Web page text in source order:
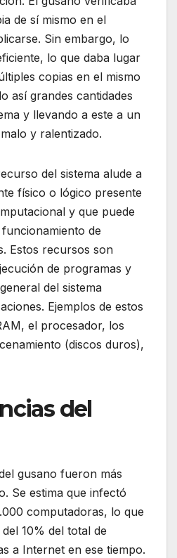
de sí mismo en el
Sin embargo, lo
lo que daba lugar
copias en el mismo
así grandes cantidades
y llevando a este a un
y ralentizado.
del sistema alude a
físico o lógico presente
y que puede
de
Estos recursos son
de programas y
del sistema
Ejemplos de estos
el procesador, los
(discos duros),
del
gusano fueron más
Se estima que infectó
computadoras, lo que
10% del total de
a Internet en ese tiempo.